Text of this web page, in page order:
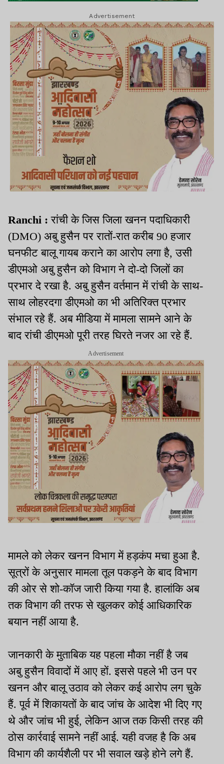
Advertisement
Ranchi :रांची के जिस जिला खनन पदाधिकारी
(DMO) अबु हुसैन पर रातों-रात करीब 90 हजार
घनफीट बालू गायब कराने का आरोप लगा है, उसी
डीएमओ अबु हुसैन को विभाग ने दो-दो जिलों का
प्रभार दे रखा है. अबु हुसैन वर्तमान में रांची के साथ-
साथ लोहरदगा डीएमओ का भी अतिरिक्त प्रभार
संभाल रहे हैं. अब मीडिया में मामला सामने आने के
बाद रांची डीएमओ पूरी तरह घिरते नजर आ रहे हैं.
Advertisement
मामले को लेकर खनन विभाग में हड़कंप मचा हुआ है.
सूत्रों के अनुसार मामला तूल पकड़ने के बाद विभाग
की ओर से शो-कॉज जारी किया गया है. हालांकि अब
तक विभाग की तरफ से खुलकर कोई आधिकारिक
बयान नहीं आया है.
जानकारी के मुताबिक यह पहला मौका नहीं है जब
अबु हुसैन विवादों में आए हों. इससे पहले भी उन पर
खनन और बालू उठाव को लेकर कई आरोप लग चुके
हैं. पूर्व में शिकायतों के बाद जांच के आदेश भी दिए गए
थे और जांच भी हुई, लेकिन आज तक किसी तरह की
ठोस कार्रवाई सामने नहीं आई. यही वजह है कि अब
विभाग की कार्यशैली पर भी सवाल खड़े होने लगे हैं.